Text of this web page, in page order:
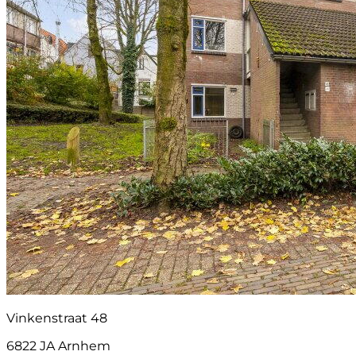
Vinkenstraat 48
6822 JA Arnhem